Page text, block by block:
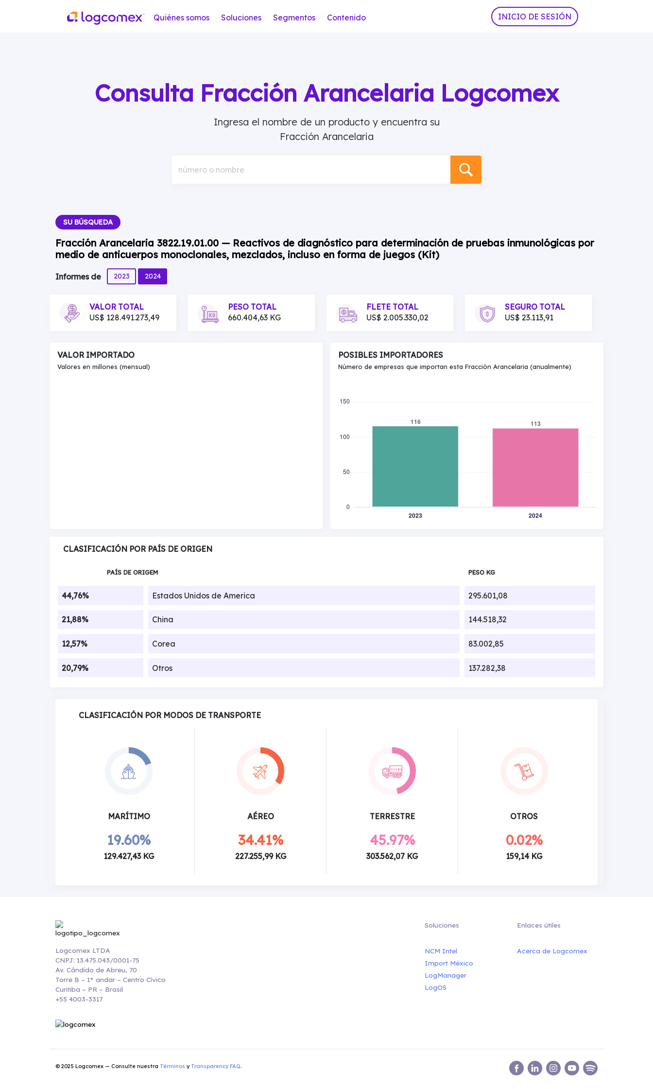
Quiénes somos Soluciones Segmentos Contenido INICIO DE SESIÓN
Consulta Fracción Arancelaria Logcomex
Ingresa el nombre de un producto y encuentra su
Fracción Arancelaria
número o nombre
SU BÚSQUEDA
Fracción Arancelaria 3822.19.01.00 — Reactivos de diagnóstico para determinación de pruebas inmunológicas por
medio de anticuerpos monoclonales, mezclados, incluso en forma de juegos (Kit)
Informes de 2023 2024
VALOR TOTAL
US$ 128.491.273,49
PESO TOTAL
660.404,63 KG
FLETE TOTAL
US$ 2.005.330,02
SEGURO TOTAL
US$ 23.113,91
VALOR IMPORTADO
Valores en millones (mensual)
POSIBLES IMPORTADORES
Número de empresas que importan esta Fracción Arancelaria (anualmente)
CLASIFICACIÓN POR PAÍS DE ORIGEN
PAÍS DE ORIGEM PESO KG
44,76% Estados Unidos de America 295.601,08
21,88% China 144.518,32
12,57% Corea 83.002,85
20,79% Otros 137.282,38
CLASIFICACIÓN POR MODOS DE TRANSPORTE
MARÍTIMO
19.60%
129.427,43 KG
AÉREO
34.41%
227.255,99 KG
TERRESTRE
45.97%
303.562,07 KG
OTROS
0.02%
159,14 KG
Logcomex LTDA
CNPJ: 13.475.043/0001-75
Av. Cândido de Abreu, 70
Torre B – 1° andar – Centro Cívico
Curitiba – PR – Brasil
+55 4003-3317
Soluciones
NCM Intel
Import México
LogManager
LogOS
Enlaces útiles
Acerca de Logcomex
© 2025 Logcomex — Consulte nuestra Términos y Transparency FAQ.